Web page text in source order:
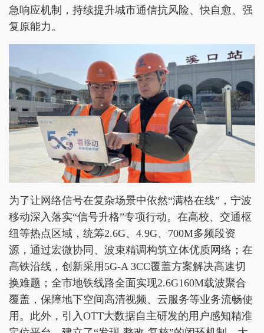
急响应机制，持续提升城市通信抗风险、快自愈、强
复原能力。
为了让网络信号在复杂场景中依然“满格在线”，宁波
移动深入落实“信号升格”专项行动。在高校、交通枢
纽等热点区域，统筹2.6G、4.9G、700M多频段资
源，通过宏微协同、波束精调构筑立体优质网络；在
高铁沿线，创新采用5G-A 3CC覆盖方案解决高速切
换难题；全市地铁线路全面实现2.6G160M载波聚合
覆盖，保障地下空间高清视频、云服务等业务流畅使
用。此外，引入OTT大数据自主研发的用户感知精准